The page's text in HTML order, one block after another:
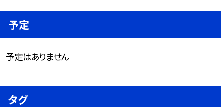
予定
予定はありません
タグ